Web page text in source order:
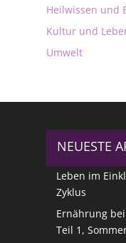
Heilwissen und
Kultur und
Umwelt
NEUESTE
Leben im
Zyklus
Ernährung
Teil 1,